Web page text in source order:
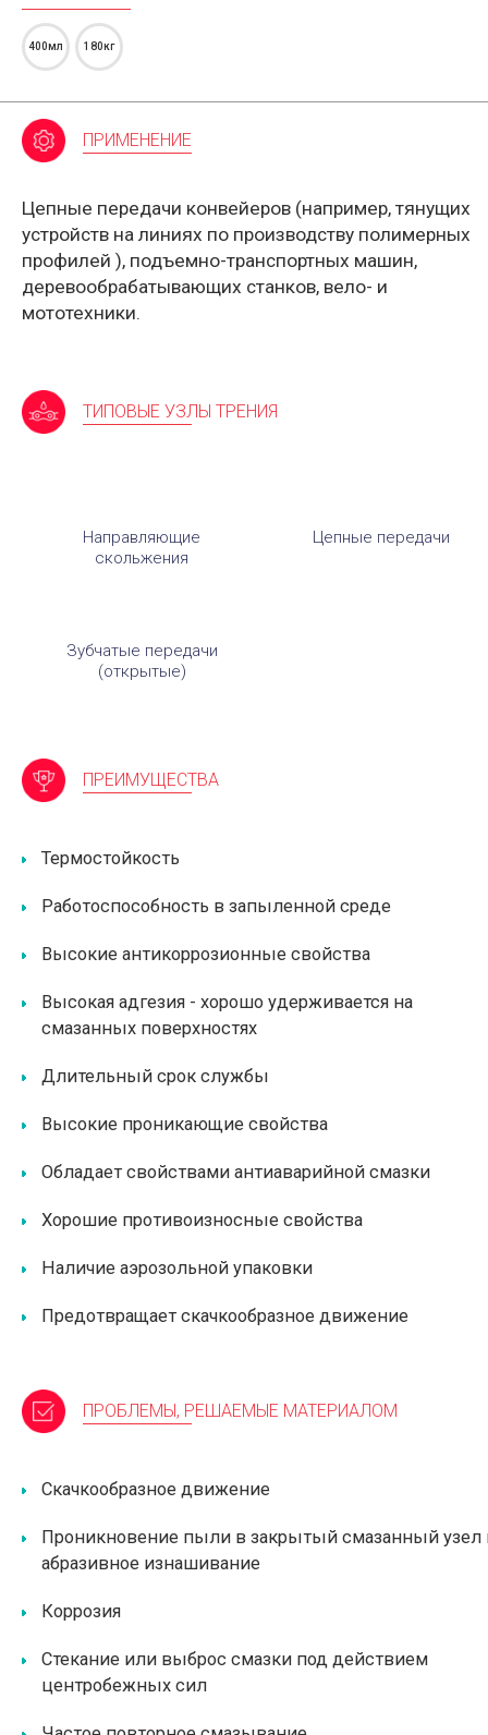
400мл 180кг
ПРИМЕНЕНИЕ
Цепные передачи конвейеров (например, тянущих
устройств на линиях по производству полимерных
профилей ), подъемно-транспортных машин,
деревообрабатывающих станков, вело- и
мототехники.
ТИПОВЫЕ УЗЛЫ ТРЕНИЯ
Направляющие
скольжения
Цепные передачи
Зубчатые передачи
(открытые)
ПРЕИМУЩЕСТВА
Термостойкость
Работоспособность в запыленной среде
Высокие антикоррозионные свойства
Высокая адгезия - хорошо удерживается на
смазанных поверхностях
Длительный срок службы
Высокие проникающие свойства
Обладает свойствами антиаварийной смазки
Хорошие противоизносные свойства
Наличие аэрозольной упаковки
Предотвращает скачкообразное движение
ПРОБЛЕМЫ, РЕШАЕМЫЕ МАТЕРИАЛОМ
Скачкообразное движение
Проникновение пыли в закрытый смазанный узел
абразивное изнашивание
Коррозия
Стекание или выброс смазки под действием
центробежных сил